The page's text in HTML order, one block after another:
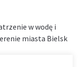
w wodę i
miasta Bielsk